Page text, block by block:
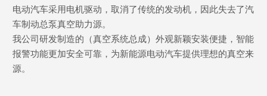
电动汽车采用电机驱动，取消了传统的发动机，因此失去了汽
车制动总泵真空助力源。
我公司研发制造的（真空系统总成）外观新颖安装便捷，智能
报警功能更加安全可靠，为新能源电动汽车提供理想的真空来
源。